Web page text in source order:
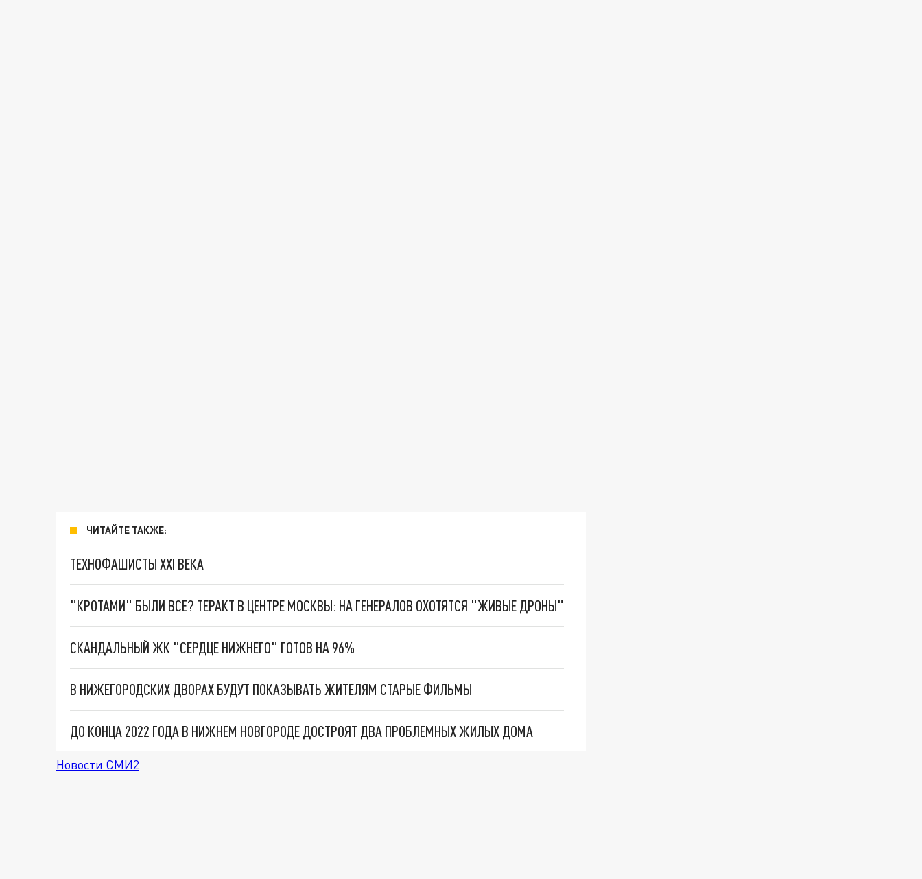
ЧИТАЙТЕ ТАКЖЕ:
ТЕХНОФАШИСТЫ XXI ВЕКА
"КРОТАМИ" БЫЛИ ВСЕ? ТЕРАКТ В ЦЕНТРЕ МОСКВЫ: НА ГЕНЕРАЛОВ ОХОТЯТСЯ "ЖИВЫЕ ДРОНЫ"
СКАНДАЛЬНЫЙ ЖК "СЕРДЦЕ НИЖНЕГО" ГОТОВ НА 96%
В НИЖЕГОРОДСКИХ ДВОРАХ БУДУТ ПОКАЗЫВАТЬ ЖИТЕЛЯМ СТАРЫЕ ФИЛЬМЫ
ДО КОНЦА 2022 ГОДА В НИЖНЕМ НОВГОРОДЕ ДОСТРОЯТ ДВА ПРОБЛЕМНЫХ ЖИЛЫХ ДОМА
Новости СМИ2